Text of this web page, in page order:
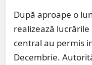
După aproape o
realizează
central au permis
Decembrie.